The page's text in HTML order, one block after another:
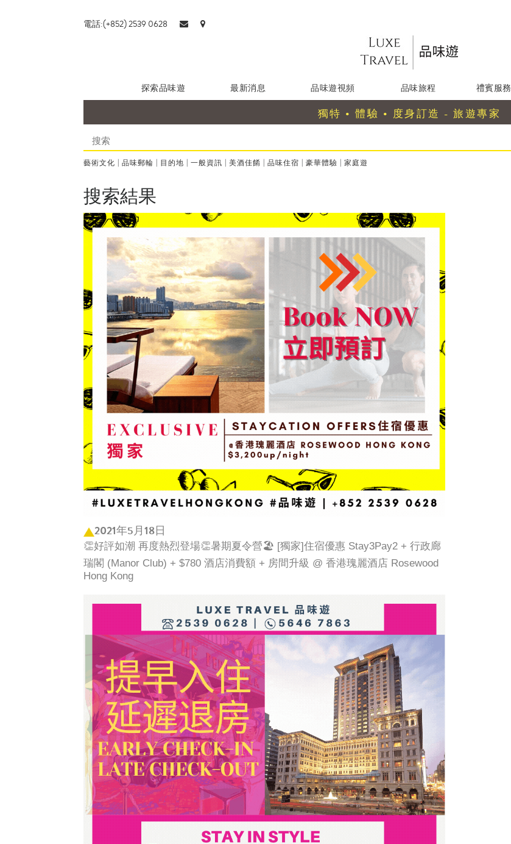
電話:(+852) 2539 0628
探索品味遊 最新消息 品味遊視頻 品味旅程 禮賓服務
獨特 • 體驗 • 度身訂造 - 旅遊專家
藝術文化 | 品味郵輪 | 目的地 | 一般資訊 | 美酒佳餚 | 品味住宿 | 豪華體驗 | 家庭遊
搜索結果
2021年5月18日
👏好評如潮 再度熱烈登場👏暑期夏令營🏖️ [獨家]住宿優惠 Stay3Pay2 + 行政廊
瑞閣 (Manor Club) + $780 酒店消費額 + 房間升級 @ 香港瑰麗酒店 Rosewood
Hong Kong